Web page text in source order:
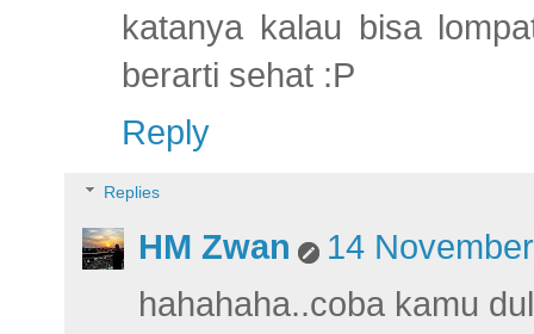
katanya kalau bisa
berarti sehat :P
Reply
Replies
HM Zwan
14
hahahaha..coba kamu